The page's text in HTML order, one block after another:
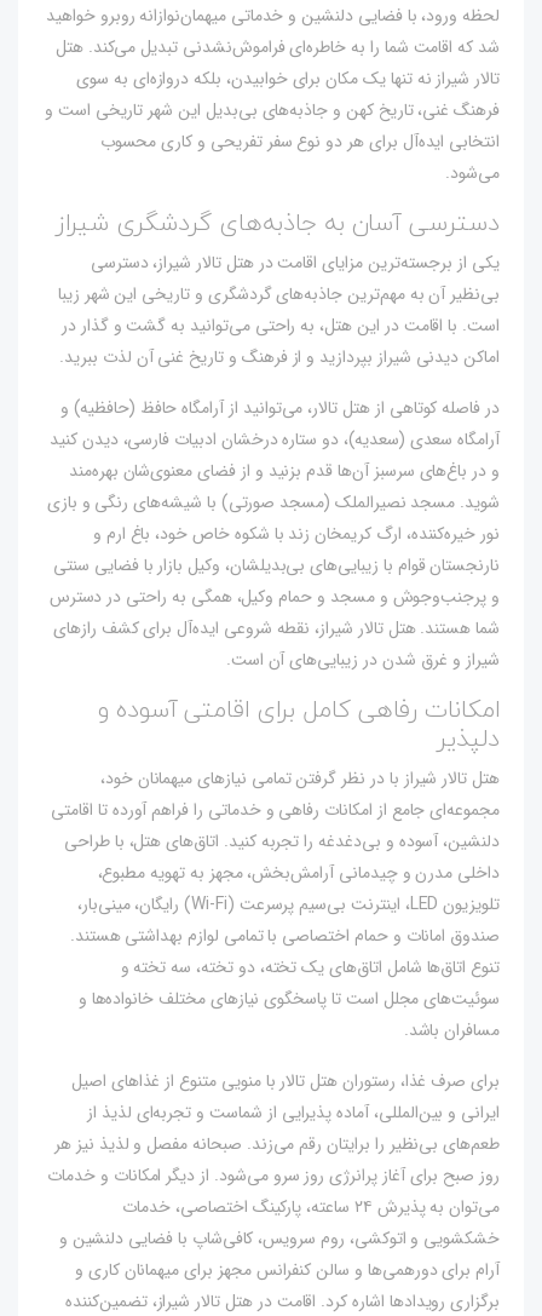
لحظه ورود، با فضایی دلنشین و خدماتی میهمان‌نوازانه روبرو خواهید
شد که اقامت شما را به خاطره‌ای فراموش‌نشدنی تبدیل می‌کند. هتل
تالار شیراز نه تنها یک مکان برای خوابیدن، بلکه دروازه‌ای به سوی
فرهنگ غنی، تاریخ کهن و جاذبه‌های بی‌بدیل این شهر تاریخی است و
انتخابی ایده‌آل برای هر دو نوع سفر تفریحی و کاری محسوب
می‌شود.
دسترسی آسان به جاذبه‌های گردشگری شیراز
یکی از برجسته‌ترین مزایای اقامت در هتل تالار شیراز، دسترسی
بی‌نظیر آن به مهم‌ترین جاذبه‌های گردشگری و تاریخی این شهر زیبا
است. با اقامت در این هتل، به راحتی می‌توانید به گشت و گذار در
اماکن دیدنی شیراز بپردازید و از فرهنگ و تاریخ غنی آن لذت ببرید.
در فاصله کوتاهی از هتل تالار، می‌توانید از آرامگاه حافظ (حافظیه) و
آرامگاه سعدی (سعدیه)، دو ستاره درخشان ادبیات فارسی، دیدن کنید
و در باغ‌های سرسبز آن‌ها قدم بزنید و از فضای معنوی‌شان بهره‌مند
شوید. مسجد نصیرالملک (مسجد صورتی) با شیشه‌های رنگی و بازی
نور خیره‌کننده، ارگ کریمخان زند با شکوه خاص خود، باغ ارم و
نارنجستان قوام با زیبایی‌های بی‌بدیلشان، وکیل بازار با فضایی سنتی
و پرجنب‌وجوش و مسجد و حمام وکیل، همگی به راحتی در دسترس
شما هستند. هتل تالار شیراز، نقطه شروعی ایده‌آل برای کشف رازهای
شیراز و غرق شدن در زیبایی‌های آن است.
امکانات رفاهی کامل برای اقامتی آسوده و
دلپذیر
هتل تالار شیراز با در نظر گرفتن تمامی نیازهای میهمانان خود،
مجموعه‌ای جامع از امکانات رفاهی و خدماتی را فراهم آورده تا اقامتی
دلنشین، آسوده و بی‌دغدغه را تجربه کنید. اتاق‌های هتل، با طراحی
داخلی مدرن و چیدمانی آرامش‌بخش، مجهز به تهویه مطبوع،
تلویزیون LED، اینترنت بی‌سیم پرسرعت (Wi-Fi) رایگان، مینی‌بار،
صندوق امانات و حمام اختصاصی با تمامی لوازم بهداشتی هستند.
تنوع اتاق‌ها شامل اتاق‌های یک تخته، دو تخته، سه تخته و
سوئیت‌های مجلل است تا پاسخگوی نیازهای مختلف خانواده‌ها و
مسافران باشد.
برای صرف غذا، رستوران هتل تالار با منویی متنوع از غذاهای اصیل
ایرانی و بین‌المللی، آماده پذیرایی از شماست و تجربه‌ای لذیذ از
طعم‌های بی‌نظیر را برایتان رقم می‌زند. صبحانه مفصل و لذیذ نیز هر
روز صبح برای آغاز پرانرژی روز سرو می‌شود. از دیگر امکانات و خدمات
می‌توان به پذیرش ۲۴ ساعته، پارکینگ اختصاصی، خدمات
خشکشویی و اتوکشی، روم سرویس، کافی‌شاپ با فضایی دلنشین و
آرام برای دورهمی‌ها و سالن کنفرانس مجهز برای میهمانان کاری و
برگزاری رویدادها اشاره کرد. اقامت در هتل تالار شیراز، تضمین‌کننده